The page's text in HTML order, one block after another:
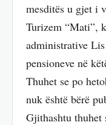
mesditës u gjet i
Turizem “Mati”,
administrative
pensioneve në
Thuhet se po
nuk është bërë
Gjithashtu thuhet